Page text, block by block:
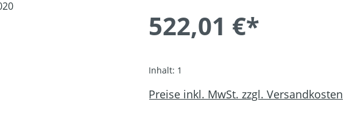
522,01 €*
Inhalt: 1
Preise inkl. MwSt. zzgl. Versandkosten